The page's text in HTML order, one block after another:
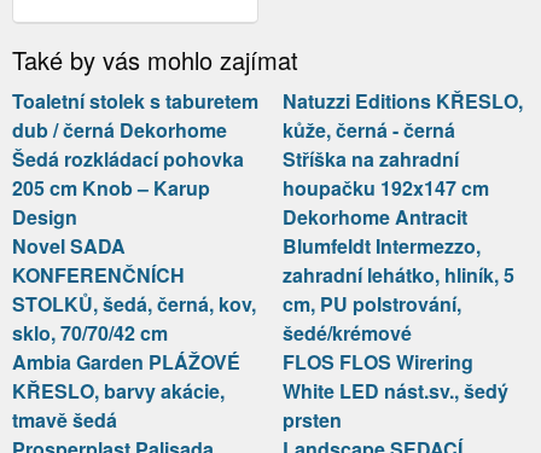
Také by vás mohlo zajímat
Toaletní stolek s taburetem
dub / černá Dekorhome
Natuzzi Editions KŘESLO,
kůže, černá - černá
Šedá rozkládací pohovka
205 cm Knob – Karup
Design
Stříška na zahradní
houpačku 192x147 cm
Dekorhome Antracit
Novel SADA
KONFERENČNÍCH
STOLKŮ, šedá, černá, kov,
sklo, 70/70/42 cm
Blumfeldt Intermezzo,
zahradní lehátko, hliník, 5
cm, PU polstrování,
šedé/krémové
Ambia Garden PLÁŽOVÉ
KŘESLO, barvy akácie,
tmavě šedá
FLOS FLOS Wirering
White LED nást.sv., šedý
prsten